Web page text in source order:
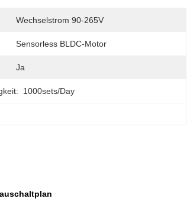
Wechselstrom 90-265V
Sensorless BLDC-Motor
Ja
1000sets/day